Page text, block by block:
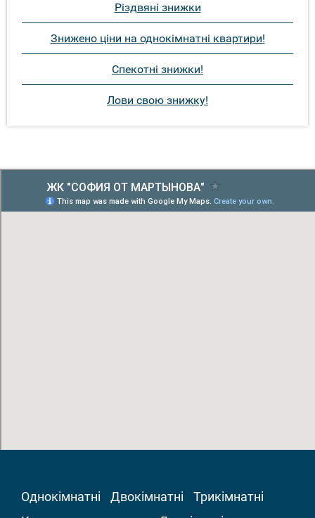
Різдвяні знижки
Знижено ціни на однокімнатні квартири!
Спекотні знижки!
Лови свою знижку!
Однокімнатні Двокімнатні
Трикімнатні